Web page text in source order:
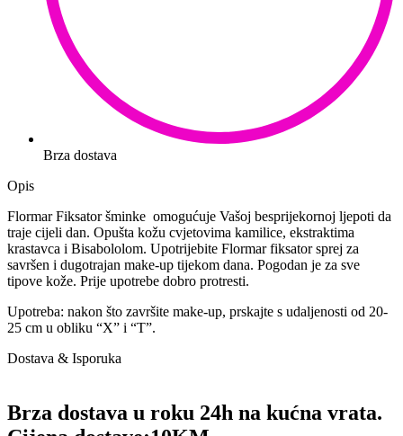
Brza dostava
Opis
Flormar Fiksator šminke omogućuje Vašoj besprijekornoj ljepoti da
traje cijeli dan. Opušta kožu cvjetovima kamilice, ekstraktima
krastavca i Bisabololom. Upotrijebite Flormar fiksator sprej za
savršen i dugotrajan make-up tijekom dana. Pogodan je za sve
tipove kože. Prije upotrebe dobro protresti.
Upotreba: nakon što završite make-up, prskajte s udaljenosti od 20-
25 cm u obliku “X” i “T”.
Dostava & Isporuka
Brza dostava u roku 24h na kućna vrata.